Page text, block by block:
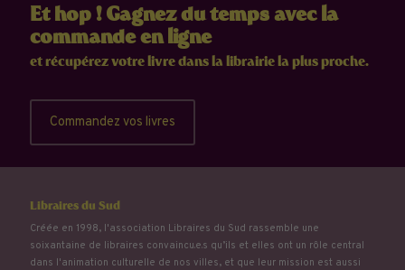
Et hop ! Gagnez du temps avec la
commande en ligne
et récupérez votre livre dans la librairie la plus proche.
Commandez vos livres
Libraires du Sud
Créée en 1998, l'association Libraires du Sud rassemble une
soixantaine de libraires convaincu.e.s qu’ils et elles ont un rôle central
dans l'animation culturelle de nos villes, et que leur mission est aussi